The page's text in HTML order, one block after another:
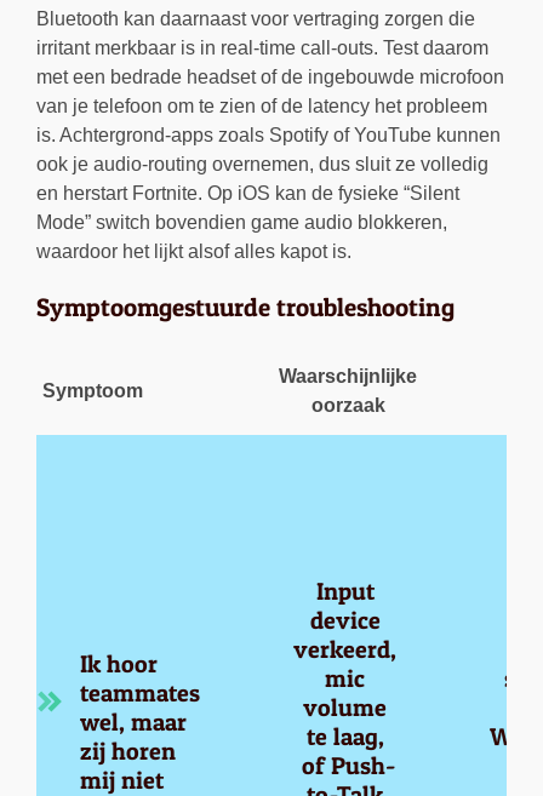
Bluetooth kan daarnaast voor vertraging zorgen die
irritant merkbaar is in real-time call-outs. Test daarom
met een bedrade headset of de ingebouwde microfoon
van je telefoon om te zien of de latency het probleem
is. Achtergrond-apps zoals Spotify of YouTube kunnen
ook je audio-routing overnemen, dus sluit ze volledig
en herstart Fortnite. Op iOS kan de fysieke “Silent
Mode” switch bovendien game audio blokkeren,
waardoor het lijkt alsof alles kapot is.
Symptoomgestuurde troubleshooting
Symptoom
Waarschijnlijke
oorzaak
Ik hoor
teammates
wel, maar
zij horen
mij niet
Input
device
verkeerd,
mic
volume
te laag,
of Push-